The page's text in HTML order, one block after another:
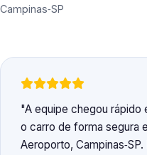
Campinas‑SP
A equipe chegou rápido
o carro de forma segura
Aeroporto,